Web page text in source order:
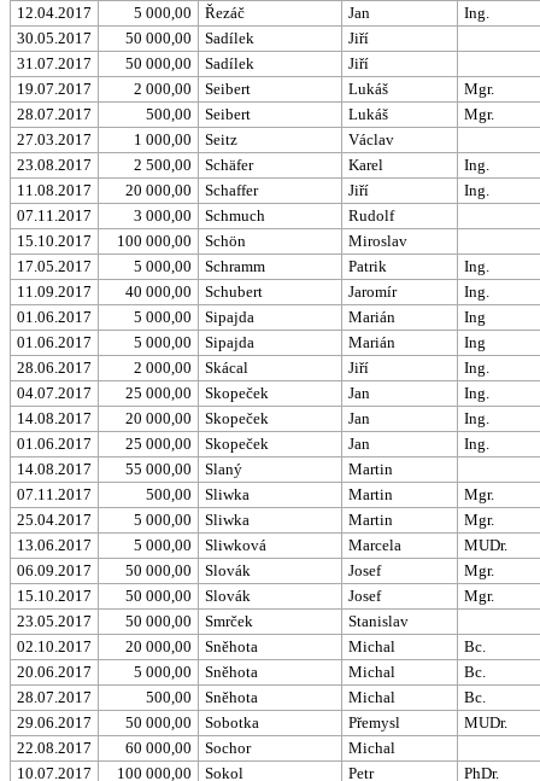
12.04.2017
5 000,00 Řezáč Jan
Ing.
30.05.2017
50 000,00 Sadílek
Jiří
31.07.2017
50 000,00 Sadílek
Jiří
19.07.2017
2 000,00 Seibert Lukáš
Mgr.
28.07.2017
500,00 Seibert Lukáš
Mgr.
27.03.2017
1 000,00 Seitz
Václav
23.08.2017
2 500,00 Schäfer Karel
Ing.
11.08.2017
20 000,00 Schaffer Jiří
Ing.
07.11.2017
3 000,00 Schmuch
Rudolf
15.10.2017
100 000,00 Schön
Miroslav
17.05.2017
5 000,00 Schramm Patrik
Ing.
11.09.2017
40 000,00 Schubert Jaromír
Ing.
01.06.2017
5 000,00 Sipajda Marián
Ing
01.06.2017
5 000,00 Sipajda Marián
Ing
28.06.2017
2 000,00 Skácal Jiří
Ing.
04.07.2017
25 000,00 Skopeček Jan
Ing.
14.08.2017
20 000,00 Skopeček Jan
Ing.
01.06.2017
25 000,00 Skopeček Jan
Ing.
14.08.2017
55 000,00 Slaný
Martin
07.11.2017
500,00 Sliwka Martin
Mgr.
25.04.2017
5 000,00 Sliwka Martin
Mgr.
13.06.2017
5 000,00 Sliwková Marcela
MUDr.
06.09.2017
50 000,00 Slovák Josef
Mgr.
15.10.2017
50 000,00 Slovák Josef
Mgr.
23.05.2017
50 000,00 Smrček
Stanislav
02.10.2017
20 000,00 Sněhota Michal
Bc.
20.06.2017
5 000,00 Sněhota Michal
Bc.
28.07.2017
500,00 Sněhota Michal
Bc.
29.06.2017
50 000,00 Sobotka Přemysl
MUDr.
22.08.2017
60 000,00 Sochor
Michal
10.07.2017
100 000,00 Sokol Petr PhDr.